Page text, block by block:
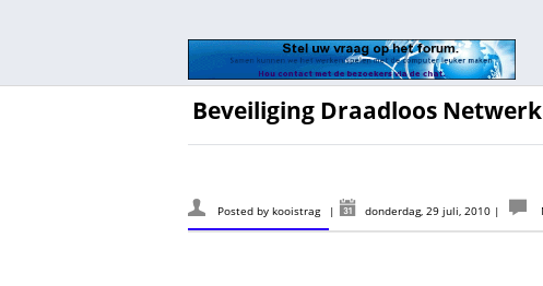
Beveiliging Draadloos Netwerk
Posted by kooistrag | donderdag, 29 juli, 2010 |